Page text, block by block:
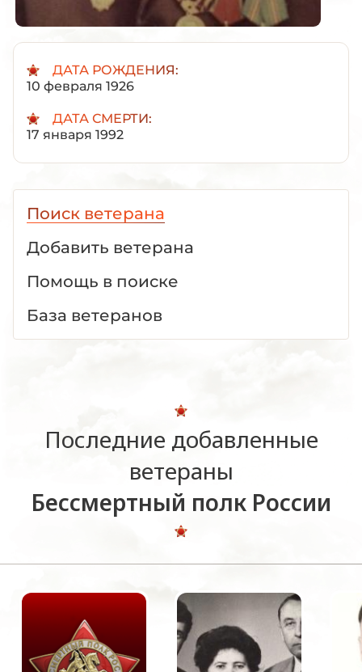
ДАТА РОЖДЕНИЯ:
10 февраля 1926
ДАТА СМЕРТИ:
17 января 1992
Поиск ветерана
Добавить ветерана
Помощь в поиске
База ветеранов
Последние добавленные
ветераны
Бессмертный полк России